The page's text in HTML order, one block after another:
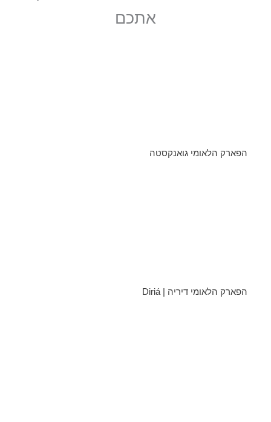
אתכם
הפארק הלאומי גואנקסטה
הפארק הלאומי דיריה | Diriá